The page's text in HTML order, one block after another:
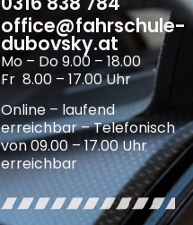
office@fahrschule-
dubovsky.at
Mo – Do 9.00 – 18.00
Fr 8.00 – 17.00 Uhr
Online – laufend
erreichbar – Telefonisch
von 09.00 – 17.00 Uhr
erreichbar